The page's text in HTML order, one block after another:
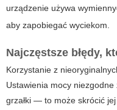
urządzenie używa
aby zapobiegać wyciekom.
Najczęstsze błędy,
Korzystanie z
Ustawienia mocy
grzałki — to może skrócić